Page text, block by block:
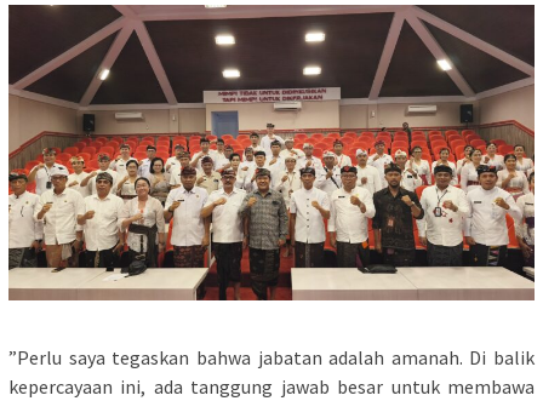
​”Perlu saya tegaskan bahwa jabatan adalah amanah. Di balik
kepercayaan ini, ada tanggung jawab besar untuk membawa